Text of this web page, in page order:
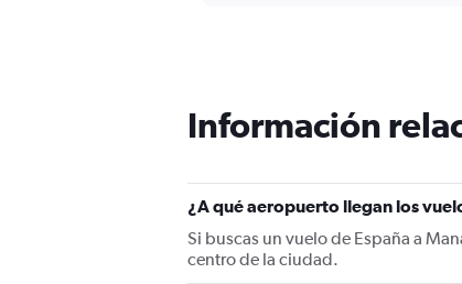
chart
has
Y
axis
values.
Range:
Información
¿A qué aeropuerto llegan los
Si buscas un vuelo de España a
centro de la ciudad.